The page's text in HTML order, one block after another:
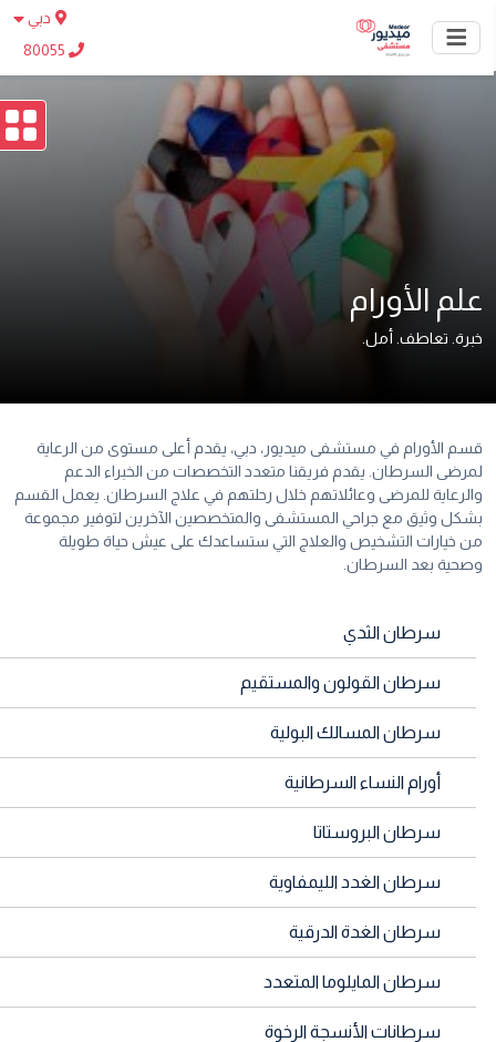
دبي
80055
علم الأورام
خبرة. تعاطف. أمل.
قسم الأورام في مستشفى ميديور، دبي، يقدم أعلى مستوى من الرعاية
لمرضى السرطان. يقدم فريقنا متعدد التخصصات من الخبراء الدعم
والرعاية للمرضى وعائلاتهم خلال رحلتهم في علاج السرطان. يعمل القسم
بشكل وثيق مع جراحي المستشفى والمتخصصين الآخرين لتوفير مجموعة
من خيارات التشخيص والعلاج التي ستساعدك على عيش حياة طويلة
وصحية بعد السرطان.
سرطان الثدي
سرطان القولون والمستقيم
سرطان المسالك البولية
أورام النساء السرطانية
سرطان البروستاتا
سرطان الغدد الليمفاوية
سرطان الغدة الدرقية
سرطان المايلوما المتعدد
سرطانات الأنسجة الرخوة